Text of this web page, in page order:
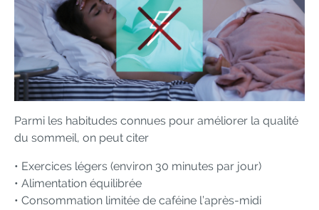
Parmi les habitudes connues pour améliorer la qualité
du sommeil, on peut citer
• Exercices légers (environ 30 minutes par jour)
• Alimentation équilibrée
• Consommation limitée de caféine l’après-midi